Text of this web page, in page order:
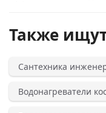
Также
Сантехника
Водонагреватели